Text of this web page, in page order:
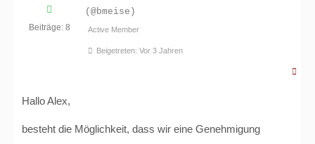
Beiträge: 8
(@bmeise)
Active Member
Beigetreten: Vor 3 Jahren
Hallo Alex,
besteht die Möglichkeit, dass wir eine Genehmigung